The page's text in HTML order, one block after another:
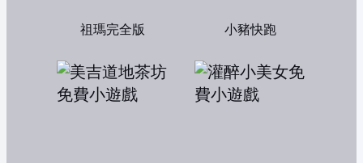
祖瑪完全版 小豬快跑